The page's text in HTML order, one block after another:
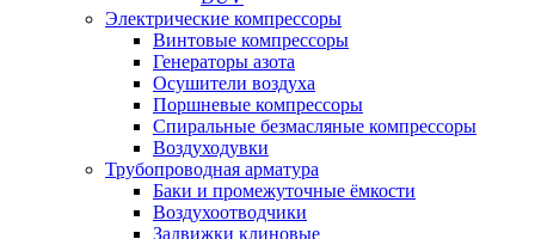
Электрические компрессоры
Винтовые компрессоры
Генераторы азота
Осушители воздуха
Поршневые компрессоры
Спиральные безмасляные компрессоры
Воздуходувки
Трубопроводная арматура
Баки и промежуточные ёмкости
Воздухоотводчики
Задвижки клиновые